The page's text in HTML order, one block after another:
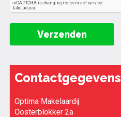
Verzenden
Contactgegevens
Optima Makelaardij
Oosterblokker 2a